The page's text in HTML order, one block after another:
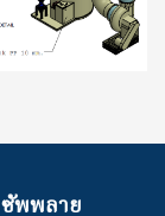
พพลาย